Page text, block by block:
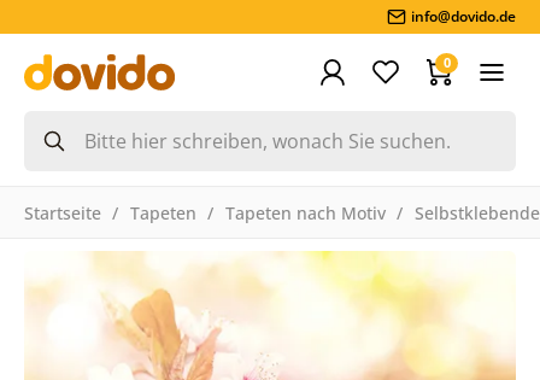
info@dovido.de
0
Startseite Tapeten Tapeten nach Motiv